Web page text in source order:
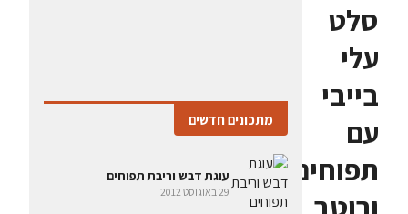
סלט
עלי
בייבי
עם
תפוחים,גורגונזולה
מתכונים חדשים
עוגת דבש וריבת תפוחים
29 באוגוסט 2012